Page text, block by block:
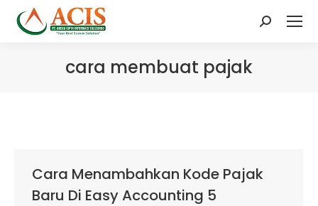
Search:
cara membuat pajak
Cara Menambahkan Kode Pajak
Baru Di Easy Accounting 5